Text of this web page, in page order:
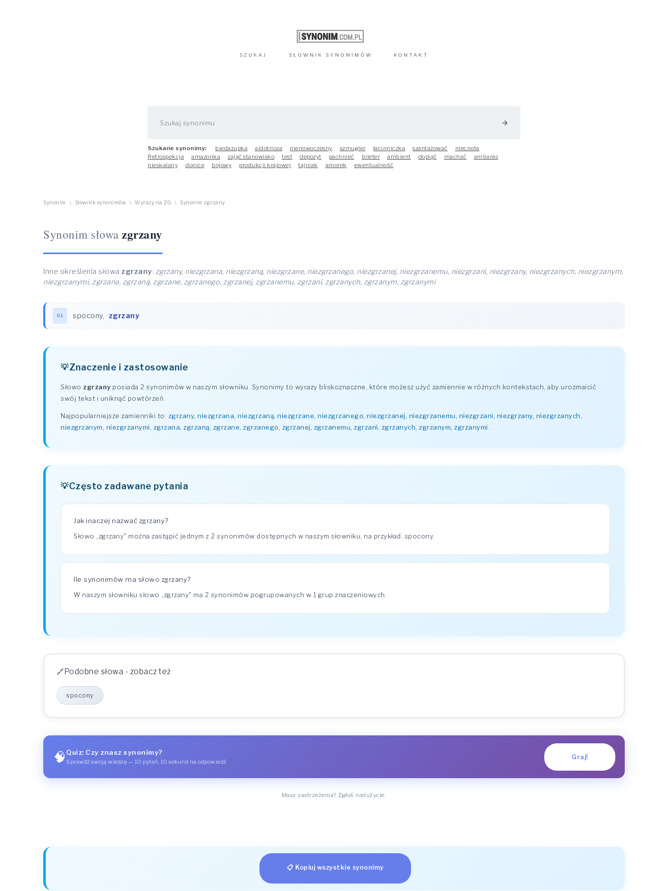
SZUKAJ SŁOWNIK SYNONIMÓW KONTAKT
arrow_forward
Szukane synonimy: biedazupka aldotrioza nienowoczesny szmugler łacinniczka szantażować
niecnota
Retrospekcja
amazonka zająć stanowisko test depozyt pachnieć bileter ambient dopiąć machać
ambaras
nieskalany
donice bojowy produkcji krajowej tajniak amorek ewentualność
Synonim \ Słownik synonimów \ Wyrazy na ZG \ Synonim zgrzany
Synonim słowa zgrzany
Inne określenia słowa zgrzany: zgrzany, niezgrzana, niezgrzaną, niezgrzane, niezgrzanego, niezgrzanej, niezgrzanemu, niezgrzani, niezgrzany, niezgrzanych, niezgrzanym,
niezgrzanymi, zgrzana, zgrzaną, zgrzane, zgrzanego, zgrzanej, zgrzanemu, zgrzani, zgrzanych, zgrzanym, zgrzanymi
01 spocony, zgrzany
Znaczenie i zastosowanie
Słowo zgrzanyposiada 2 synonimów w naszym słowniku. Synonimy to wyrazy bliskoznaczne, które możesz użyć zamiennie w różnych kontekstach, aby urozmaicić
swój tekst i uniknąć powtórzeń.
Najpopularniejsze zamienniki to: zgrzany, niezgrzana, niezgrzaną, niezgrzane, niezgrzanego, niezgrzanej, niezgrzanemu, niezgrzani, niezgrzany, niezgrzanych,
niezgrzanym, niezgrzanymi, zgrzana, zgrzaną, zgrzane, zgrzanego, zgrzanej, zgrzanemu, zgrzani, zgrzanych, zgrzanym, zgrzanymi
Często zadawane pytania
Jak inaczej nazwać zgrzany?
Słowo „zgrzany" można zastąpić jednym z 2 synonimów dostępnych w naszym słowniku, na przykład: spocony.
Ile synonimów ma słowo zgrzany?
W naszym słowniku słowo „zgrzany" ma 2 synonimów pogrupowanych w 1 grup znaczeniowych.
Podobne słowa - zobacz też
spocony
🧠 Quiz: Czy znasz synonimy?
Sprawdź swoją wiedzę — 10 pytań, 10 sekund na odpowiedź
Graj!
Masz zastrzeżenia? Zgłoś nadużycie.
📋 Kopiuj wszystkie synonimy